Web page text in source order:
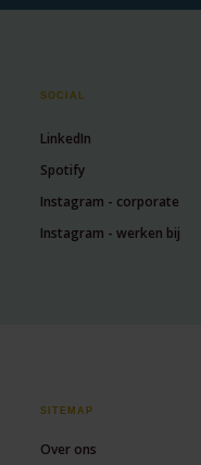
SOCIAL
LinkedIn
Spotify
Instagram - corporate
Instagram - werken bij
SITEMAP
Over ons